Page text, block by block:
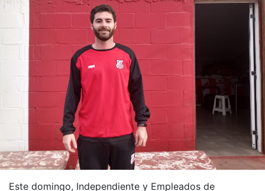
Este domingo, Independiente y Empleados de